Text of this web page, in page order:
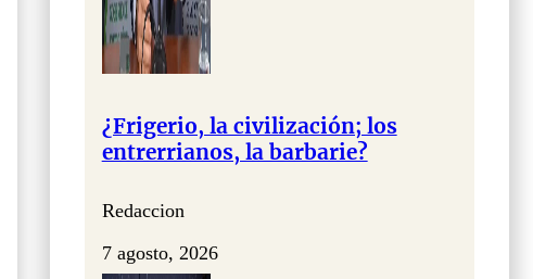
¿Frigerio, la civilización; los
entrerrianos, la barbarie?
Redaccion
7 agosto, 2026